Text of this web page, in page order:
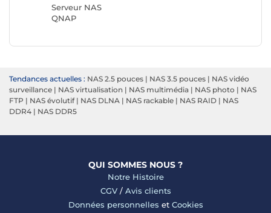
Serveur NAS
QNAP
Tendances actuelles : NAS 2.5 pouces | NAS 3.5 pouces | NAS vidéo
surveillance | NAS virtualisation | NAS multimédia | NAS photo | NAS
FTP | NAS évolutif| NAS DLNA | NAS rackable | NAS RAID | NAS
DDR4 | NAS DDR5
QUI SOMMES NOUS ?
Notre Histoire
CGV/ Avis clients
Données personnelles et Cookies